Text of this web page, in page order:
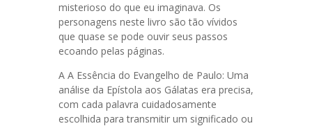
misterioso do que eu imaginava. Os
personagens neste livro são tão vívidos
que quase se pode ouvir seus passos
ecoando pelas páginas.
A A Essência do Evangelho de Paulo: Uma
análise da Epístola aos Gálatas era precisa,
com cada palavra cuidadosamente
escolhida para transmitir um significado ou